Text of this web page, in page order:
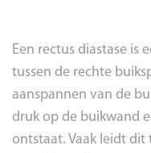
Een rectus diastase is
tussen de rechte
aanspannen van de
druk op de buikwand
ontstaat. Vaak leidt